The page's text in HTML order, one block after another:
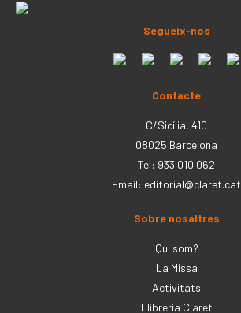
Segueix-nos
Contacte
C/Sicília, 410
08025 Barcelona
Tel: 933 010 062
Email: editorial@claret.cat
Sobre nosaltres
Qui som?
La Missa
Activitats
Llibreria Claret